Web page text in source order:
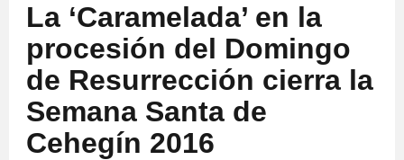
La ‘Caramelada’ en la
procesión del Domingo
de Resurrección cierra la
Semana Santa de
Cehegín 2016